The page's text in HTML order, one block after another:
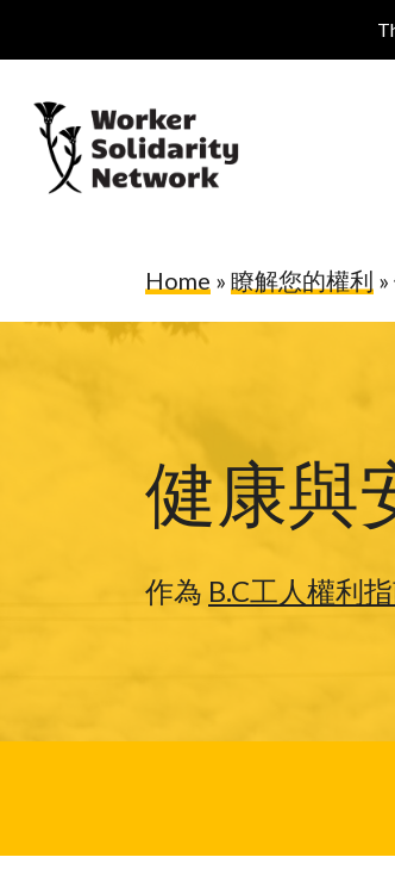
to
content
Home » 瞭解您的權利 »
健康與
作為 B.C工人權利